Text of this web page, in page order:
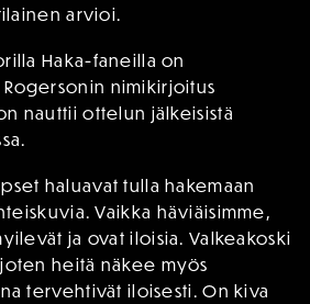
arvioi.
Haka-faneilla on
nimikirjoitus
nauttii ottelun jälkeisistä
haluavat tulla hakemaan
Vaikka häviäisimme,
ja ovat iloisia. Valkeakoski
heitä näkee myös
tervehtivät iloisesti. On kiva